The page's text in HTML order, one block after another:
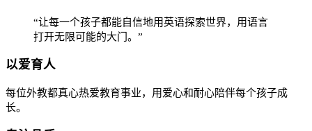
“让每一个孩子都能自信地用英语探索世界，用语言
打开无限可能的大门。”
以爱育人
每位外教都真心热爱教育事业，用爱心和耐心陪伴每个孩子成
长。